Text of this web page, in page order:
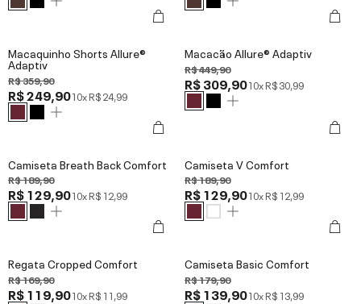
Macaquinho Shorts Allure®
Adaptiv
R$ 359,90
R$ 249,9010xR$ 24,99
Macacão Allure® Adaptiv
R$ 449,90
R$ 309,9010xR$ 30,99
Camiseta Breath Back Comfort
R$ 189,90
R$ 129,9010xR$ 12,99
Camiseta V Comfort
R$ 189,90
R$ 129,9010xR$ 12,99
Regata Cropped Comfort
R$ 169,90
R$ 119,9010xR$ 11,99
Camiseta Basic Comfort
R$ 179,90
R$ 139,9010xR$ 13,99